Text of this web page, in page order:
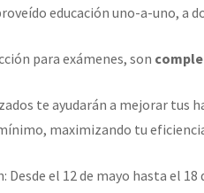
educación uno-a-uno, a
para exámenes, son
te ayudarán a mejorar
maximizando tu
el 12 de mayo hasta el